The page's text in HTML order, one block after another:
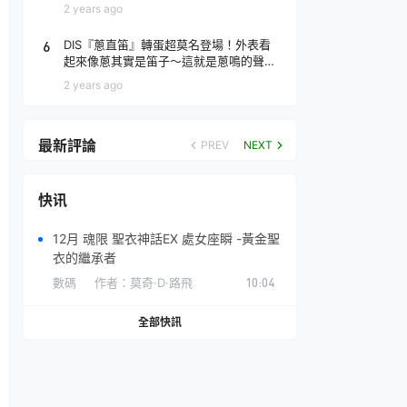
2 years ago
6
DIS『蔥直笛』轉蛋超莫名登場！外表看
起來像蔥其實是笛子～這就是蔥鳴的聲音
2 years ago
最新評論 PREV NEXT
快讯
12月 魂限 聖衣神話EX 處女座瞬 -黃金聖
衣的繼承者
數碼 作者： 莫奇·D·路飛 10:04
全部快訊